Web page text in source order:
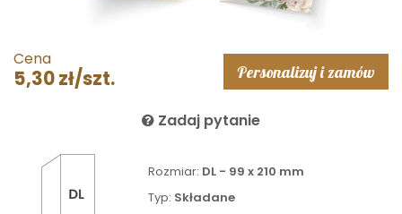
Cena
5,30 zł/szt. Personalizuj i zamów
Zadaj pytanie
Rozmiar: DL - 99 x 210 mm
Typ: Składane